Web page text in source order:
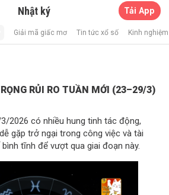
Nhật ký Tải App
Giải mã giấc mơ Tin tức xổ số Kinh
RỦI RO TUẦN MỚI (23–29/3)
2026 có nhiều hung tinh tác động,
gặp trở ngại trong công việc và tài
tĩnh để vượt qua giai đoạn này.